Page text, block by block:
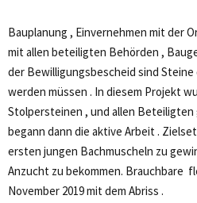
Bauplanung , Einvernehmen mit der
mit allen beteiligten Behörden ,
der Bewilligungsbescheid sind
werden müssen . In diesem Projekt
Stolpersteinen , und allen Beteiligten
begann dann die aktive Arbeit .
ersten jungen Bachmuscheln zu
Anzucht zu bekommen. Brauchbare
November 2019 mit dem Abriss .